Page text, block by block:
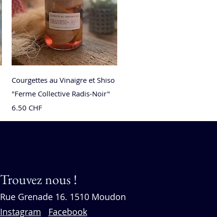
Aperçu rapide
Courgettes au Vinaigre et Shiso
"Ferme Collective Radis-Noir"
Prix
6.50 CHF
Trouvez nous !
Rue Grenade 16. 1510 Moudon
Instagram
Facebook